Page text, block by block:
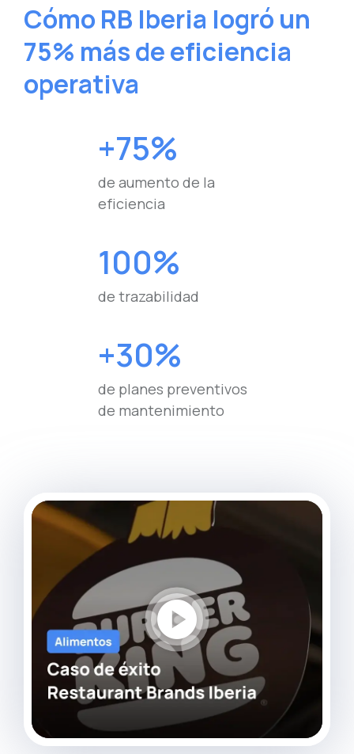
Cómo RB Iberia logró un
75% más de eficiencia
operativa
+75%
de aumento de la
eficiencia
100%
de trazabilidad
+30%
de planes preventivos
de mantenimiento
play_circle